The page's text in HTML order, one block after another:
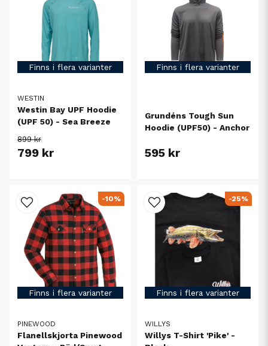
Finns i flera varianter
WESTIN
Westin Bay UPF Hoodie
(UPF 50) - Sea Breeze
899 kr
799 kr
Finns i flera varianter
Grundéns Tough Sun
Hoodie (UPF50) - Anchor
595 kr
Finns i flera varianter
PINEWOOD
Flanellskjorta Pinewood
-10%
Finns i flera varianter
WILLYS
Willys T-Shirt 'Pike' -
-25%